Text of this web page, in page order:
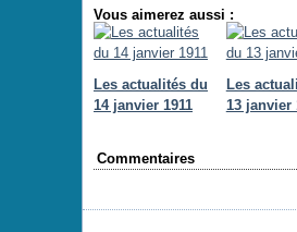
Vous aimerez aussi :
Les actualités du
14 janvier 1911
Les
13 janvier
Commentaires